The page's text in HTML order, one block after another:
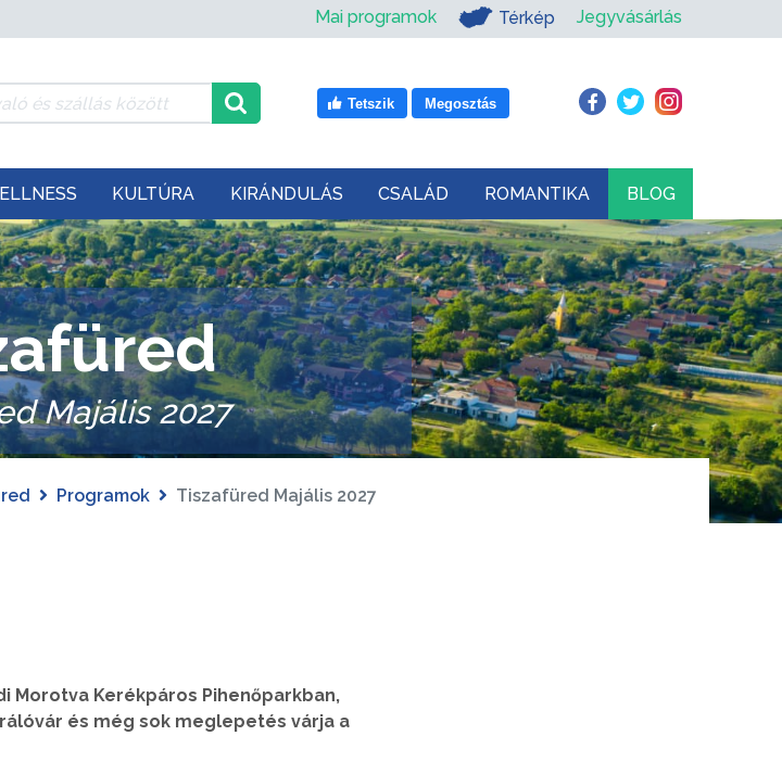
Mai programok Térkép Jegyvásárlás
Tetszik Megosztás
KULTÚRA KIRÁNDULÁS CSALÁD ROMANTIKA BLOG
Majális 2027
Programok Tiszafüred Majális 2027
Morotva Kerékpáros Pihenőparkban,
és még sok meglepetés várja a